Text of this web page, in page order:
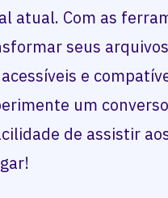
atual. Com as
seus
e
um
de assistir